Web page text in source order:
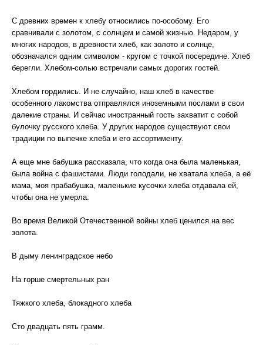
С древних времен к хлебу относились по-особому. Его
сравнивали с золотом, с солнцем и самой жизнью. Недаром, у
многих народов, в древности хлеб, как золото и солнце,
обозначался одним символом - кругом с точкой посередине. Хлеб
берегли. Хлебом-солью встречали самых дорогих гостей.
Хлебом гордились. И не случайно, наш хлеб в качестве
особенного лакомства отправлялся иноземными послами в свои
далекие страны. И сейчас иностранный гость захватит с собой
булочку русского хлеба. У других народов существуют свои
традиции по выпечке хлеба и его ассортименту.
А еще мне бабушка рассказала, что когда она была маленькая,
была война с фашистами. Люди голодали, не хватала хлеба, а её
мама, моя прабабушка, маленькие кусочки хлеба отдавала ей,
чтобы она не умерла.
Во время Великой Отечественной войны хлеб ценился на вес
золота.
В дыму ленинградское небо
На горше смертельных ран
Тяжкого хлеба, блокадного хлеба
Сто двадцать пять грамм.